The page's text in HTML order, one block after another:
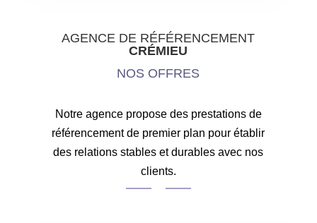
AGENCE DE RÉFÉRENCEMENT
CRÉMIEU
NOS OFFRES
Notre agence propose des prestations de
référencement de premier plan pour établir
des relations stables et durables avec nos
clients.